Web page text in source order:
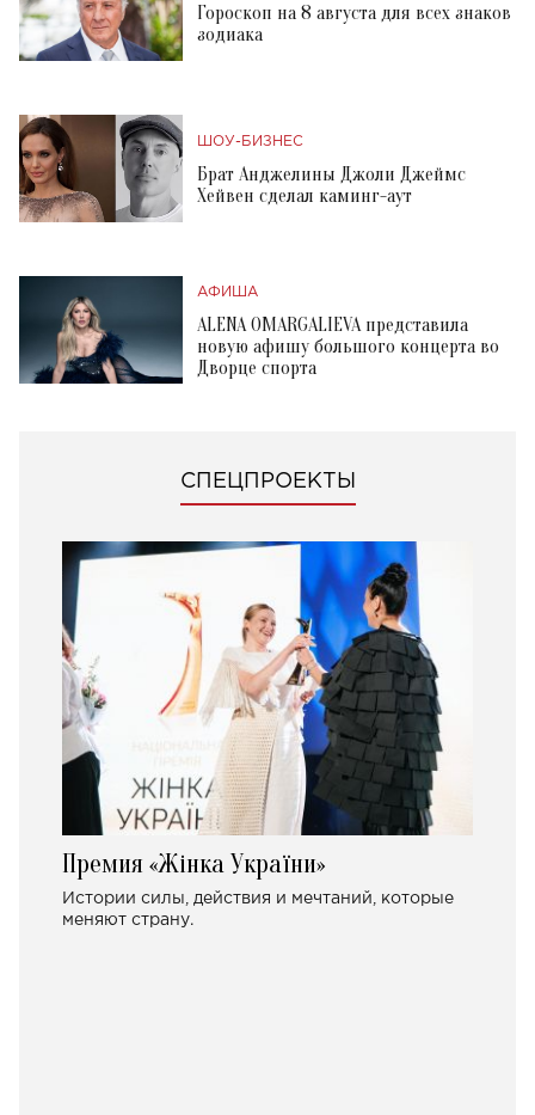
Гороскоп на 8 августа для всех знаков
зодиака
ШОУ-БИЗНЕС
Брат Анджелины Джоли Джеймс
Хейвен сделал каминг-аут
АФИША
ALENA OMARGALIEVA представила
новую афишу большого концерта во
Дворце спорта
СПЕЦПРОЕКТЫ
Премия «Жінка України»
Истории силы, действия и мечтаний, которые
меняют страну.